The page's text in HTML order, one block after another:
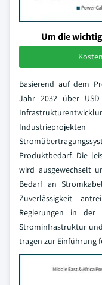
Um die
Basierend auf dem
Jahr 2032 über
Produktbedarf. Die
wird ausgewechselt
Bedarf an
Zuverlässigkeit
Regierungen in
Strominfrastruktur
tragen zur Einführung